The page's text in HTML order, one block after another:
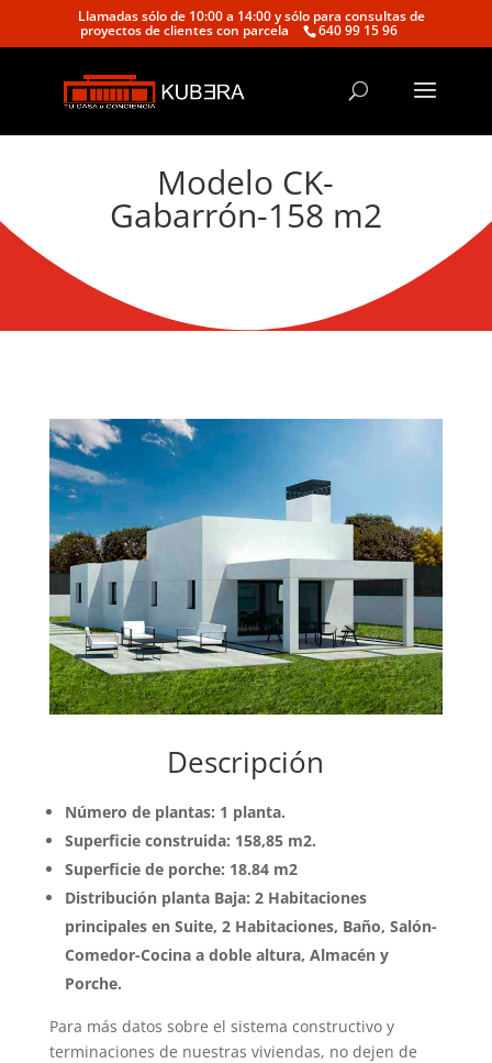
Llamadas sólo de 10:00 a 14:00 y sólo para consultas de
proyectos de clientes con parcela 640 99 15 96
Modelo CK-
Gabarrón-158 m2
Descripción
Número de plantas: 1 planta.
Superficie construida: 158,85 m2.
Superficie de porche: 18.84 m2
Distribución planta Baja: 2 Habitaciones
principales en Suite, 2 Habitaciones, Baño, Salón-
Comedor-Cocina a doble altura, Almacén y
Porche.
Para más datos sobre el sistema constructivo y
terminaciones de nuestras viviendas, no dejen de